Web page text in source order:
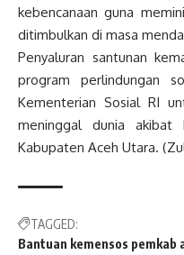
kebencanaan guna
ditimbulkan di masa
Penyaluran santunan
program perlindungan
Kementerian Sosial RI
meninggal dunia
Kabupaten Aceh Utara.
TAGGED:
Bantuan kemensos